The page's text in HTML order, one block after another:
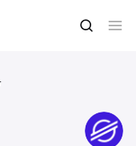
Comprar XLM
XLM